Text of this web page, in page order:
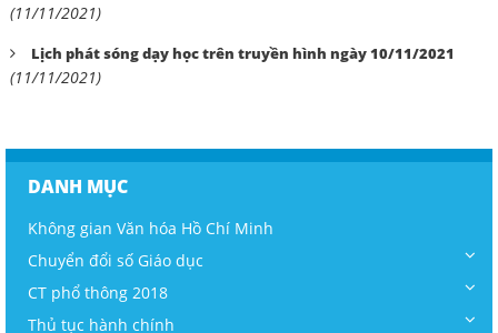
(11/11/2021)
Lịch phát sóng dạy học trên truyền hình ngày 10/11/2021
(11/11/2021)
DANH MỤC
Không gian Văn hóa Hồ Chí Minh
Chuyển đổi số Giáo dục
CT phổ thông 2018
Thủ tục hành chính